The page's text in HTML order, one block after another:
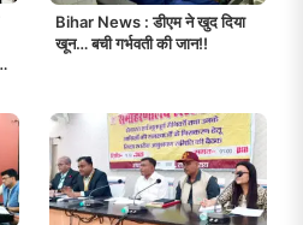
Bihar News : डीएम ने खुद दिया
खून… बची गर्भवती की जान!!